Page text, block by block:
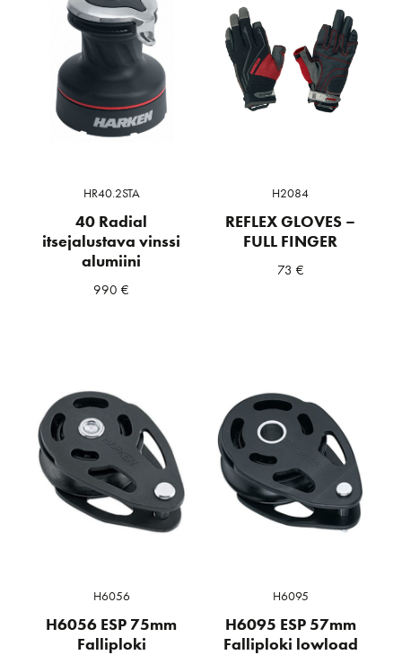
HR40.2STA
40 Radial
itsejalustava vinssi
alumiini
990€
H2084
REFLEX GLOVES –
FULL FINGER
73 €
H6056
H6056 ESP 75mm
Falliploki
H6095
H6095 ESP 57mm
Falliploki lowload